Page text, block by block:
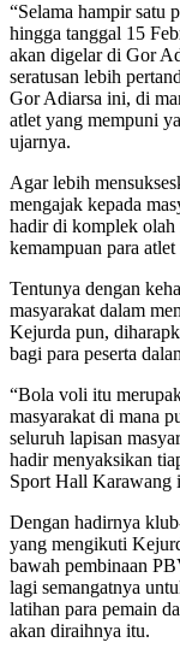
“Selama hampir satu
hingga tanggal 15
akan digelar di Gor
seratusan lebih
Gor Adiarsa ini, di
atlet yang mempuni
ujarnya.
Agar lebih
mengajak kepada
hadir di komplek olah
kemampuan para
Tentunya dengan
masyarakat dalam
Kejurda pun,
bagi para peserta
“Bola voli itu
masyarakat di mana
seluruh lapisan
hadir menyaksikan
Sport Hall Karawang
Dengan hadirnya
yang mengikuti
bawah pembinaan
lagi semangatnya
latihan para pemain
akan diraihnya itu.